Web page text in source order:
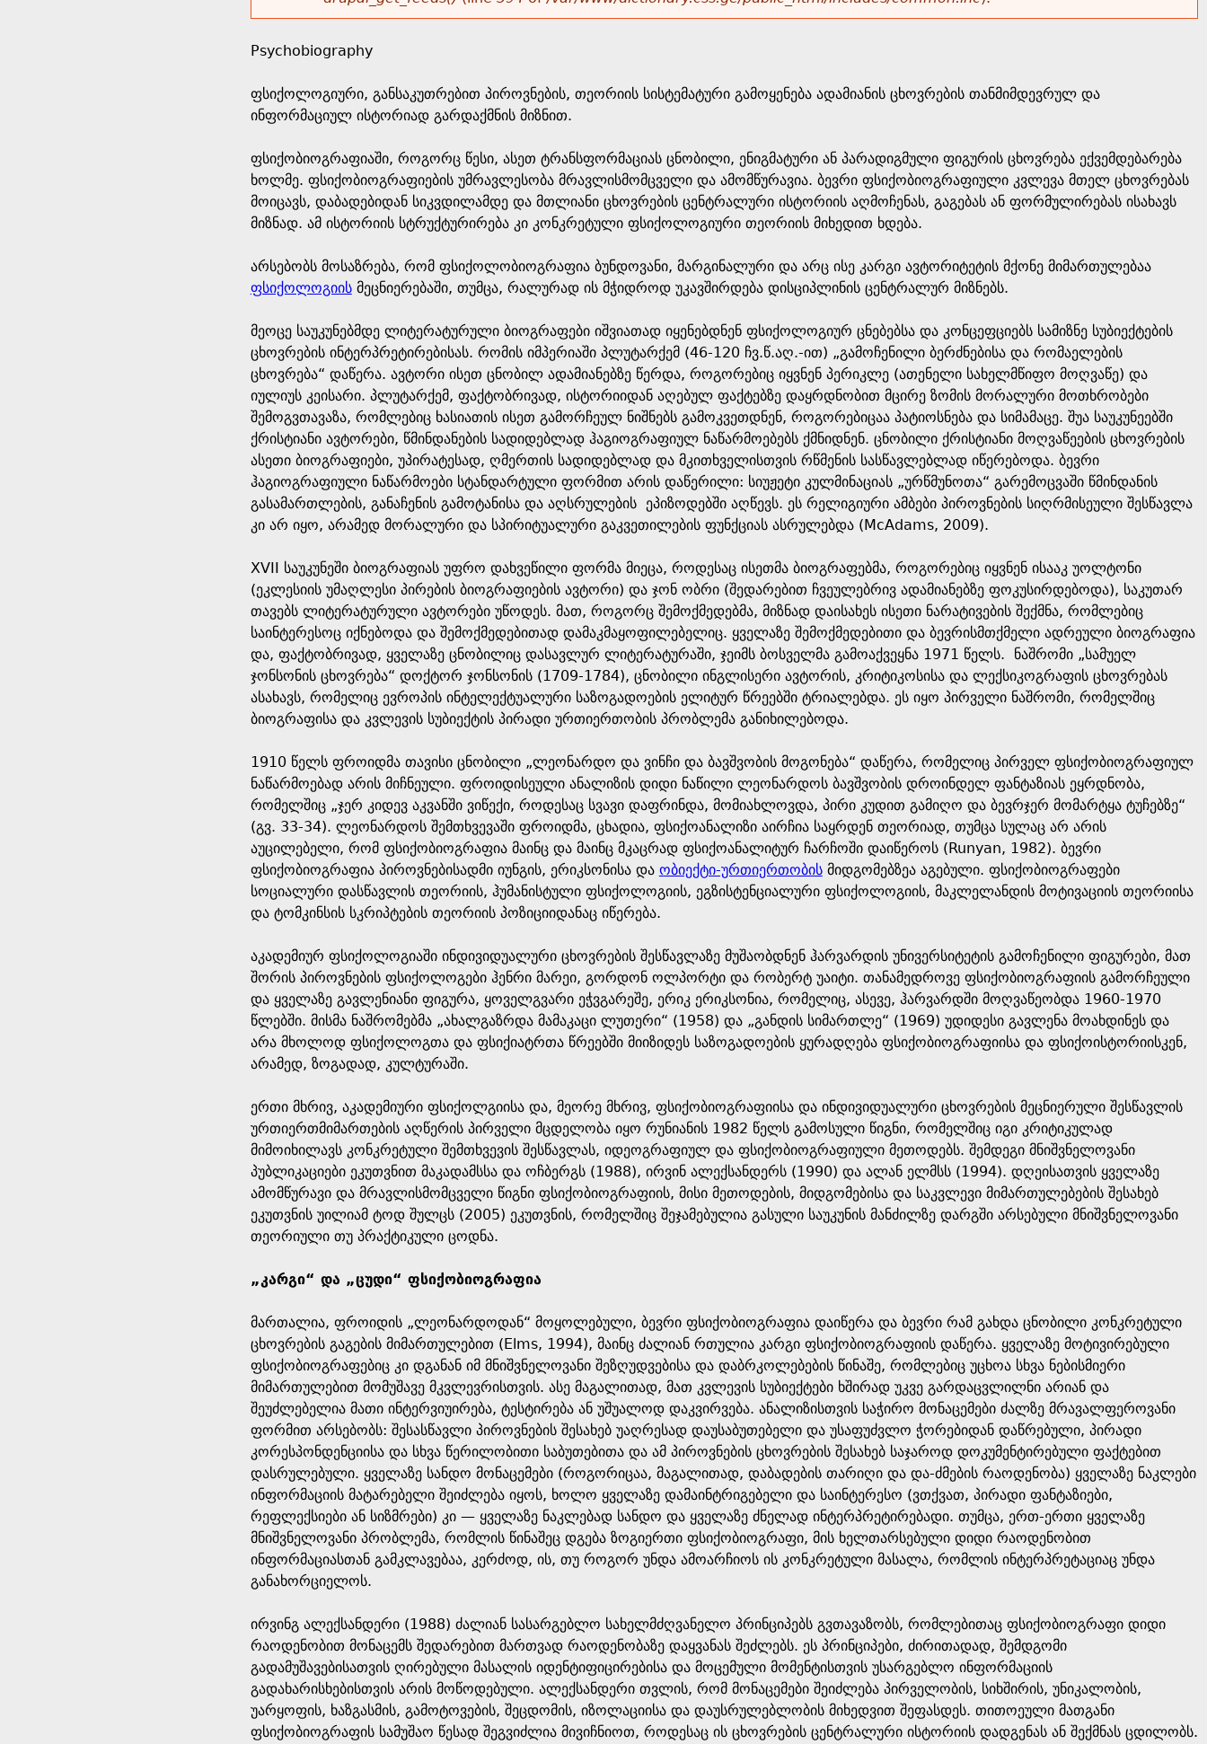
r
s
e
h
e
r
e
o
r
e
s
s
g
e
Psychobiography
ფსიქოლოგიური, განსაკუთრებით პიროვნების, თეორიის სისტემატური გამოყენება ადამიანის ცხოვრების თანმიმდევრულ და
ინფორმაციულ ისტორიად გარდაქმნის მიზნით.
ფსიქობიოგრაფიაში, როგორც წესი, ასეთ ტრანსფორმაციას ცნობილი, ენიგმატური ან პარადიგმული ფიგურის ცხოვრება ექვემდებარება
ხოლმე. ფსიქობიოგრაფიების უმრავლესობა მრავლისმომცველი და ამომწურავია. ბევრი ფსიქობიოგრაფიული კვლევა მთელ ცხოვრებას
მოიცავს, დაბადებიდან სიკვდილამდე და მთლიანი ცხოვრების ცენტრალური ისტორიის აღმოჩენას, გაგებას ან ფორმულირებას ისახავს
მიზნად. ამ ისტორიის სტრუქტურირება კი კონკრეტული ფსიქოლოგიური თეორიის მიხედით ხდება.
არსებობს მოსაზრება, რომ ფსიქოლობიოგრაფია ბუნდოვანი, მარგინალური და არც ისე კარგი ავტორიტეტის მქონე მიმართულებაა
ფსიქოლოგიისმეცნიერებაში, თუმცა, რალურად ის მჭიდროდ უკავშირდება დისციპლინის ცენტრალურ მიზნებს.
მეოცე საუკუნებმდე ლიტერატურული ბიოგრაფები იშვიათად იყენებდნენ ფსიქოლოგიურ ცნებებსა და კონცეფციებს სამიზნე სუბიექტების
ცხოვრების ინტერპრეტირებისას. რომის იმპერიაში პლუტარქემ (46-120 ჩვ.წ.აღ.-ით) „გამოჩენილი ბერძნებისა და რომაელების
ცხოვრება“ დაწერა. ავტორი ისეთ ცნობილ ადამიანებზე წერდა, როგორებიც იყვნენ პერიკლე (ათენელი სახელმწიფო მოღვაწე) და
იულიუს კეისარი. პლუტარქემ, ფაქტობრივად, ისტორიიდან აღებულ ფაქტებზე დაყრდნობით მცირე ზომის მორალური მოთხრობები
შემოგვთავაზა, რომლებიც ხასიათის ისეთ გამორჩეულ ნიშნებს გამოკვეთდნენ, როგორებიცაა პატიოსნება და სიმამაცე. შუა საუკუნეებში
ქრისტიანი ავტორები, წმინდანების სადიდებლად ჰაგიოგრაფიულ ნაწარმოებებს ქმნიდნენ. ცნობილი ქრისტიანი მოღვაწეების ცხოვრების
ასეთი ბიოგრაფიები, უპირატესად, ღმერთის სადიდებლად და მკითხველისთვის რწმენის სასწავლებლად იწერებოდა. ბევრი
ჰაგიოგრაფიული ნაწარმოები სტანდარტული ფორმით არის დაწერილი: სიუჟეტი კულმინაციას „ურწმუნოთა“ გარემოცვაში წმინდანის
გასამართლების, განაჩენის გამოტანისა და აღსრულების ეპიზოდებში აღწევს. ეს რელიგიური ამბები პიროვნების სიღრმისეული შესწავლა
კი არ იყო, არამედ მორალური და სპირიტუალური გაკვეთილების ფუნქციას ასრულებდა (McAdams, 2009).
XVII საუკუნეში ბიოგრაფიას უფრო დახვეწილი ფორმა მიეცა, როდესაც ისეთმა ბიოგრაფებმა, როგორებიც იყვნენ ისააკ უოლტონი
(ეკლესიის უმაღლესი პირების ბიოგრაფიების ავტორი) და ჯონ ობრი (შედარებით ჩვეულებრივ ადამიანებზე ფოკუსირდებოდა), საკუთარ
თავებს ლიტერატურული ავტორები უწოდეს. მათ, როგორც შემოქმედებმა, მიზნად დაისახეს ისეთი ნარატივების შექმნა, რომლებიც
საინტერესოც იქნებოდა და შემოქმედებითად დამაკმაყოფილებელიც. ყველაზე შემოქმედებითი და ბევრისმთქმელი ადრეული ბიოგრაფია
და, ფაქტობრივად, ყველაზე ცნობილიც დასავლურ ლიტერატურაში, ჯეიმს ბოსველმა გამოაქვეყნა 1971 წელს. ნაშრომი „სამუელ
ჯონსონის ცხოვრება“ დოქტორ ჯონსონის (1709-1784), ცნობილი ინგლისერი ავტორის, კრიტიკოსისა და ლექსიკოგრაფის ცხოვრებას
ასახავს, რომელიც ევროპის ინტელექტუალური საზოგადოების ელიტურ წრეებში ტრიალებდა. ეს იყო პირველი ნაშრომი, რომელშიც
ბიოგრაფისა და კვლევის სუბიექტის პირადი ურთიერთობის პრობლემა განიხილებოდა.
1910 წელს ფროიდმა თავისი ცნობილი „ლეონარდო და ვინჩი და ბავშვობის მოგონება“ დაწერა, რომელიც პირველ ფსიქობიოგრაფიულ
ნაწარმოებად არის მიჩნეული. ფროიდისეული ანალიზის დიდი ნაწილი ლეონარდოს ბავშვობის დროინდელ ფანტაზიას ეყრდნობა,
რომელშიც „ჯერ კიდევ აკვანში ვიწექი, როდესაც სვავი დაფრინდა, მომიახლოვდა, პირი კუდით გამიღო და ბევრჯერ მომარტყა ტუჩებზე“
(გვ. 33-34). ლეონარდოს შემთხვევაში ფროიდმა, ცხადია, ფსიქოანალიზი აირჩია საყრდენ თეორიად, თუმცა სულაც არ არის
აუცილებელი, რომ ფსიქობიოგრაფია მაინც და მაინც მკაცრად ფსიქოანალიტურ ჩარჩოში დაიწეროს (Runyan, 1982). ბევრი
ფსიქობიოგრაფია პიროვნებისადმი იუნგის, ერიკსონისა და ობიექტი-ურთიერთობისმიდგომებზეა აგებული. ფსიქობიოგრაფები
სოციალური დასწავლის თეორიის, ჰუმანისტული ფსიქოლოგიის, ეგზისტენციალური ფსიქოლოგიის, მაკლელანდის მოტივაციის თეორიისა
და ტომკინსის სკრიპტების თეორიის პოზიციიდანაც იწერება.
აკადემიურ ფსიქოლოგიაში ინდივიდუალური ცხოვრების შესწავლაზე მუშაობდნენ ჰარვარდის უნივერსიტეტის გამოჩენილი ფიგურები, მათ
შორის პიროვნების ფსიქოლოგები ჰენრი მარეი, გორდონ ოლპორტი და რობერტ უაიტი. თანამედროვე ფსიქობიოგრაფიის გამორჩეული
და ყველაზე გავლენიანი ფიგურა, ყოველგვარი ეჭვგარეშე, ერიკ ერიკსონია, რომელიც, ასევე, ჰარვარდში მოღვაწეობდა 1960-1970
წლებში. მისმა ნაშრომებმა „ახალგაზრდა მამაკაცი ლუთერი“ (1958) და „განდის სიმართლე“ (1969) უდიდესი გავლენა მოახდინეს და
არა მხოლოდ ფსიქოლოგთა და ფსიქიატრთა წრეებში მიიზიდეს საზოგადოების ყურადღება ფსიქობიოგრაფიისა და ფსიქოისტორიისკენ,
არამედ, ზოგადად, კულტურაში.
ერთი მხრივ, აკადემიური ფსიქოლგიისა და, მეორე მხრივ, ფსიქობიოგრაფიისა და ინდივიდუალური ცხოვრების მეცნიერული შესწავლის
ურთიერთმიმართების აღწერის პირველი მცდელობა იყო რუნიანის 1982 წელს გამოსული წიგნი, რომელშიც იგი კრიტიკულად
მიმოიხილავს კონკრეტული შემთხვევის შესწავლას, იდეოგრაფიულ და ფსიქობიოგრაფიული მეთოდებს. შემდეგი მნიშვნელოვანი
პუბლიკაციები ეკუთვნით მაკადამსსა და ოჩბერგს (1988), ირვინ ალექსანდერს (1990) და ალან ელმსს (1994). დღეისათვის ყველაზე
ამომწურავი და მრავლისმომცველი წიგნი ფსიქობიოგრაფიის, მისი მეთოდების, მიდგომებისა და საკვლევი მიმართულებების შესახებ
ეკუთვნის უილიამ ტოდ შულცს (2005) ეკუთვნის, რომელშიც შეჯამებულია გასული საუკუნის მანძილზე დარგში არსებული მნიშვნელოვანი
თეორიული თუ პრაქტიკული ცოდნა.
„კარგი“ და „ცუდი“ ფსიქობიოგრაფია
მართალია, ფროიდის „ლეონარდოდან“ მოყოლებული, ბევრი ფსიქობიოგრაფია დაიწერა და ბევრი რამ გახდა ცნობილი კონკრეტული
ცხოვრების გაგების მიმართულებით (Elms, 1994), მაინც ძალიან რთულია კარგი ფსიქობიოგრაფიის დაწერა. ყველაზე მოტივირებული
ფსიქობიოგრაფებიც კი დგანან იმ მნიშვნელოვანი შეზღუდვებისა და დაბრკოლებების წინაშე, რომლებიც უცხოა სხვა ნებისმიერი
მიმართულებით მომუშავე მკვლევრისთვის. ასე მაგალითად, მათ კვლევის სუბიექტები ხშირად უკვე გარდაცვლილნი არიან და
შეუძლებელია მათი ინტერვიუირება, ტესტირება ან უშუალოდ დაკვირვება. ანალიზისთვის საჭირო მონაცემები ძალზე მრავალფეროვანი
ფორმით არსებობს: შესასწავლი პიროვნების შესახებ უაღრესად დაუსაბუთებელი და უსაფუძვლო ჭორებიდან დაწრებული, პირადი
კორესპონდენციისა და სხვა წერილობითი საბუთებითა და ამ პიროვნების ცხოვრების შესახებ საჯაროდ დოკუმენტირებული ფაქტებით
დასრულებული. ყველაზე სანდო მონაცემები (როგორიცაა, მაგალითად, დაბადების თარიღი და და-ძმების რაოდენობა) ყველაზე ნაკლები
ინფორმაციის მატარებელი შეიძლება იყოს, ხოლო ყველაზე დამაინტრიგებელი და საინტერესო (ვთქვათ, პირადი ფანტაზიები,
რეფლექსიები ან სიზმრები) კი — ყველაზე ნაკლებად სანდო და ყველაზე ძნელად ინტერპრეტირებადი. თუმცა, ერთ-ერთი ყველაზე
მნიშვნელოვანი პრობლემა, რომლის წინაშეც დგება ზოგიერთი ფსიქობიოგრაფი, მის ხელთარსებული დიდი რაოდენობით
ინფორმაციასთან გამკლავებაა, კერძოდ, ის, თუ როგორ უნდა ამოარჩიოს ის კონკრეტული მასალა, რომლის ინტერპრეტაციაც უნდა
განახორციელოს.
ირვინგ ალექსანდერი (1988) ძალიან სასარგებლო სახელმძღვანელო პრინციპებს გვთავაზობს, რომლებითაც ფსიქობიოგრაფი დიდი
რაოდენობით მონაცემს შედარებით მართვად რაოდენობაზე დაყვანას შეძლებს. ეს პრინციპები, ძირითადად, შემდგომი
გადამუშავებისათვის ღირებული მასალის იდენტიფიცირებისა და მოცემული მომენტისთვის უსარგებლო ინფორმაციის
გადახარისხებისთვის არის მოწოდებული. ალექსანდერი თვლის, რომ მონაცემები შეიძლება პირველობის, სიხშირის, უნიკალობის,
უარყოფის, ხაზგასმის, გამოტოვების, შეცდომის, იზოლაციისა და დაუსრულებლობის მიხედვით შეფასდეს. თითოეული მათგანი
ფსიქობიოგრაფის სამუშაო წესად შეგვიძლია მივიჩნიოთ, როდესაც ის ცხოვრების ცენტრალური ისტორიის დადგენას ან შექმნას ცდილობს.